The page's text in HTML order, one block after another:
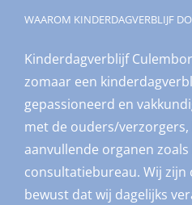
WAAROM KINDERDAGVERBLIJF
Kinderdagverblijf
zomaar een
gepassioneerd en
met de ouders/
aanvullende organen
consultatiebureau. Wij zijn
bewust dat wij dagelijks